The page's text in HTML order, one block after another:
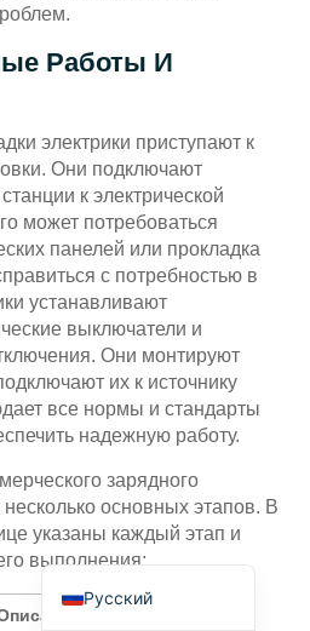
Работы И
электрики приступают к
Они подключают
к электрической
может потребоваться
панелей или прокладка
с потребностью в
устанавливают
выключатели и
Они монтируют
их к источнику
все нормы и стандарты
надежную работу.
зарядного
основных этапов. В
указаны каждый этап и
выполнения:
Русский
English
Español
Português
Français
Türkçe
Deutsch